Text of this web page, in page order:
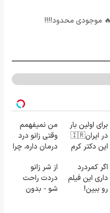
موجودی محدود!!!!
برای اولین بار
در ایران🇮🇷
این دکتر کرم
23 روزه
ساخت!
من نمیفهمم
وقتی زانو درد
درمان داره، چرا
تحمل میکنی؟
❗
اگر کمردرد
داری این فیلم
رو ببین!
از شر زانو
دردت راحت
شو - بدون